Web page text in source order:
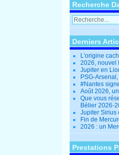
Recherche
Derniers
L'origine
2026, nouvel
Jupiter en
PSG-
#Nantes
Août 2026,
Que vous
Bélier 2026-
Jupiter Sirius
Fin de
2026 : un
Prestations